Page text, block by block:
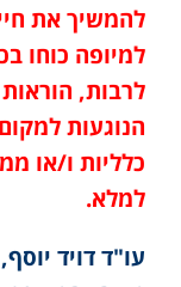
להמשיך את
למיופה כוחו
לרבות,
הנוגעות
כלליות ו/או
למלא.
עו"ד דויד